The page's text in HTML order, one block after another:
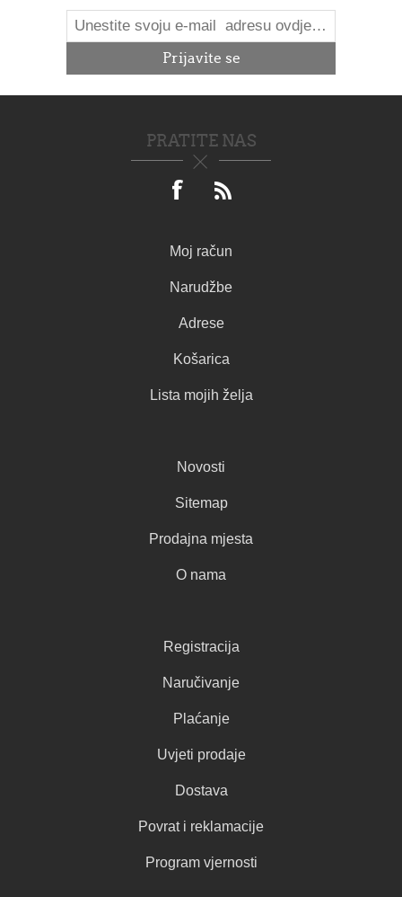
PRATITE NAS
Moj račun
Narudžbe
Adrese
Košarica
Lista mojih želja
Novosti
Sitemap
Prodajna mjesta
O nama
Registracija
Naručivanje
Plaćanje
Uvjeti prodaje
Dostava
Povrat i reklamacije
Program vjernosti